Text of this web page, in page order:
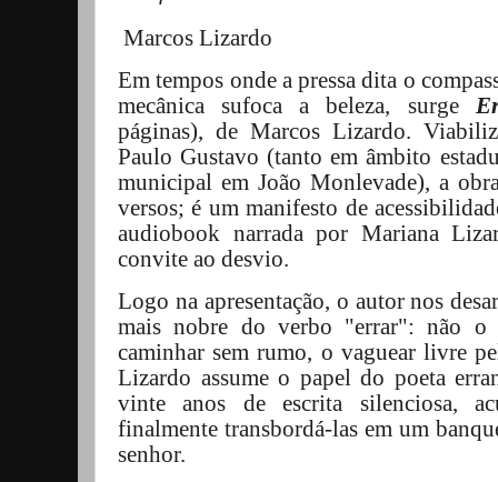
Marcos Lizardo
Em tempos onde a pressa dita o
mecânica sufoca a beleza, surge
páginas), de Marcos Lizardo.
Paulo Gustavo (tanto em âmbito
municipal em João Monlevade), a
versos; é um manifesto de
audiobook narrada por Mariana
convite ao desvio.
Logo na apresentação, o autor nos
mais nobre do verbo "errar": não o
caminhar sem rumo, o vaguear livre
Lizardo assume o papel do poeta
vinte anos de escrita silenciosa,
finalmente transbordá-las em um
senhor.